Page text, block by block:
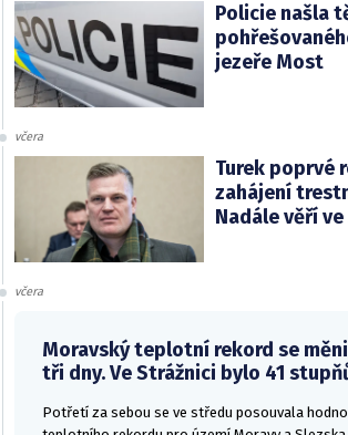
Policie našla
jezeře Most
včera
Turek poprvé
zahájení
Nadále věří
včera
Moravský teplotní rekord se
tři dny. Ve Strážnici bylo 41
Potřetí za sebou se ve středu posouvala